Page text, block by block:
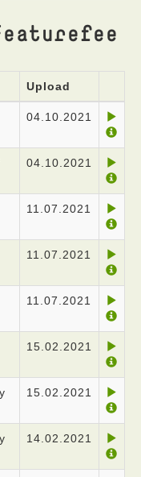
Upload
04.10.2021
04.10.2021
11.07.2021
11.07.2021
11.07.2021
15.02.2021
15.02.2021
14.02.2021